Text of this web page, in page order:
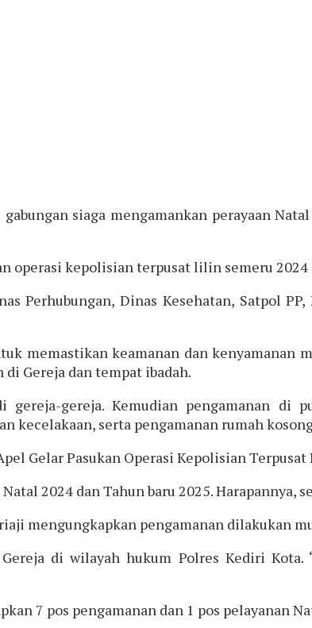
siaga mengamankan perayaan
operasi kepolisian terpusat lilin semeru 2024
Dinas Kesehatan, Satpol PP,
memastikan keamanan dan kenyamanan
Gereja dan tempat ibadah.
gereja-gereja. Kemudian pengamanan
kecelakaan, serta pengamanan rumah
Gelar Pasukan Operasi Kepolisian
2024 dan Tahun baru 2025. Harapannya,
mengungkapkan pengamanan dilakukan
di wilayah hukum Polres Kediri
7 pos pengamanan dan 1 pos pelayanan